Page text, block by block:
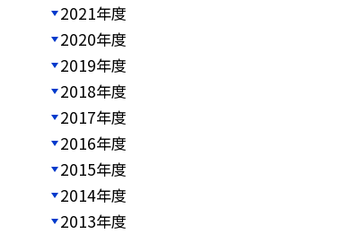
2021年度
2020年度
2019年度
2018年度
2017年度
2016年度
2015年度
2014年度
2013年度